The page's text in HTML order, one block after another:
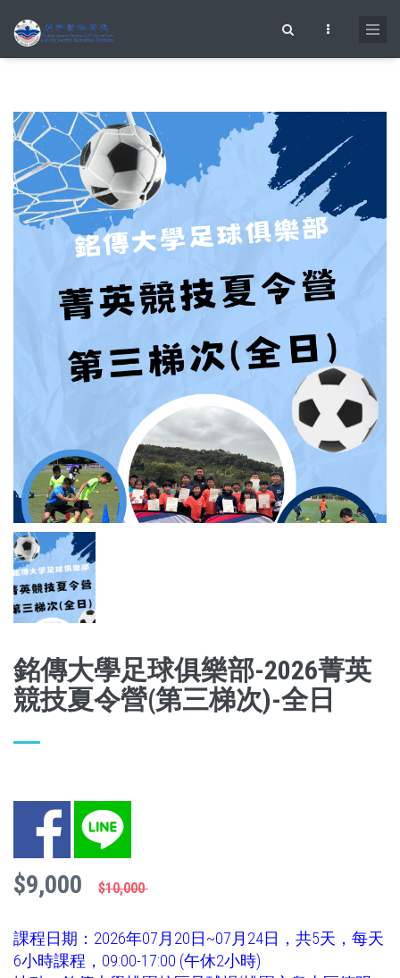
銘傳大學足球俱樂部-2026菁英
競技夏令營(第三梯次)-全日
Facebook LINE
$9,000 $10,000
課程日期：2026年07月20日~07月24日，共5天，每天
6小時課程，09:00-17:00 (午休2小時)